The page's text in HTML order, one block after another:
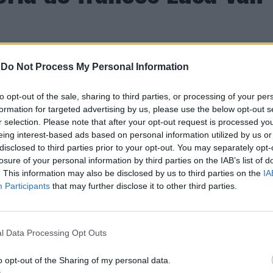
Do Not Process My Personal Information
opt-out of the sale, sharing to third parties, or processing of your
for targeted advertising by us, please use the below opt-out
selection. Please note that after your opt-out request is processed
interest-based ads based on personal information utilized by us
to third parties prior to your opt-out. You may separately
of your personal information by third parties on the IAB’s list of
This information may also be disclosed by us to third parties on the
Participants that may further disclose it to other third parties.
Data Processing Opt Outs
opt-out of the Sharing of my personal data.
os dias 18 e 26 de julho, no Clube de Ténis
o regresso da competição ao circuito
de, na edição anterior, ter integrado o circuito
o primeiro título ATP da carreira ao
uma edição marcada pela elevada
portugueses e pela projeção internacional
nos dias 18 e 19 de julho, reunindo dezenas de